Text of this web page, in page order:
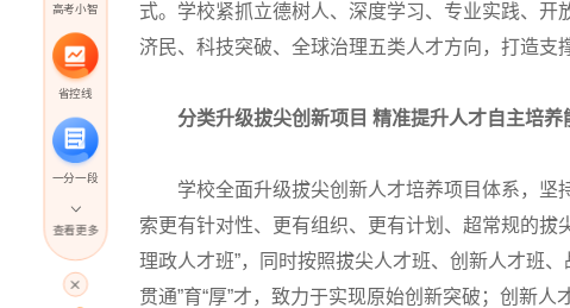
式。学校紧抓立德树人、深度学习、专业实践、
济民、科技突破、全球治理五类人才方向，打造支
分类升级拔尖创新项目 精准提升人才自主培养
学校全面升级拔尖创新人才培养项目体系，坚
索更有针对性、更有组织、更有计划、超常规的拔
理政人才班”，同时按照拔尖人才班、创新人才班
贯通”育“厚”才，致力于实现原始创新突破；创新人
高考小智
省控线
一分一段
高考直播
查看更多